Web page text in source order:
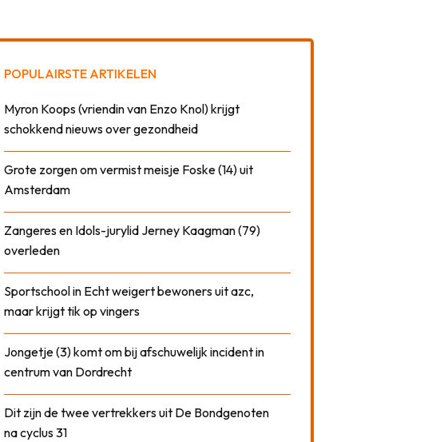
POPULAIRSTE ARTIKELEN
Myron Koops (vriendin van Enzo Knol) krijgt
schokkend nieuws over gezondheid
Grote zorgen om vermist meisje Foske (14) uit
Amsterdam
Zangeres en Idols-jurylid Jerney Kaagman (79)
overleden
Sportschool in Echt weigert bewoners uit azc,
maar krijgt tik op vingers
Jongetje (3) komt om bij afschuwelijk incident in
centrum van Dordrecht
Dit zijn de twee vertrekkers uit De Bondgenoten
na cyclus 31